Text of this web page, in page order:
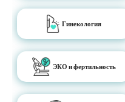
Гинекология
ЭКО и фертильность